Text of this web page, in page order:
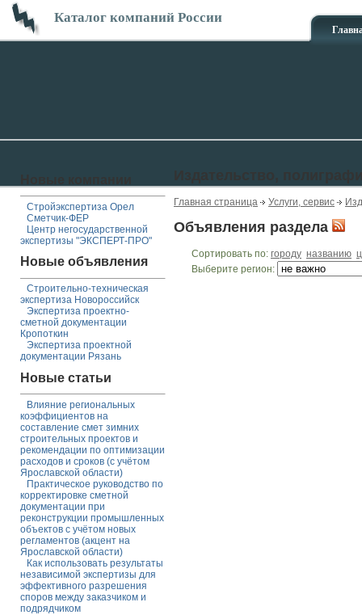
Каталог компаний России
Стройэкспертиза Орел
Сметчик-ФЕР
Центр негосударственной
экспертизы "ЭКСПЕРТ-ПРО"
Новые объявления
Строительно-техническая
экспертиза Новороссийск
Экспертиза проектно-
сметной документации
Кропоткин
Экспертиза проектной
документации Рязань
Новые статьи
Влияние региональных
коэффициентов на
составление смет зимних
строительных проектов и
рекомендации по оптимизации
расходов и сроков (с учётом
Ярославской области)
Практическое руководство по
корректировке сметной
документации при
реконструкции промышленных
объектов с учётом новых
регламентов (акцент на
Ярославской области)
Как использовать результаты
независимой экспертизы для
эффективного разрешения
споров между заказчиком и
подрядчиком
Главная страница Услуги, сервис
Объявления раздела
Сортировать по: городу названию
Выберите регион: